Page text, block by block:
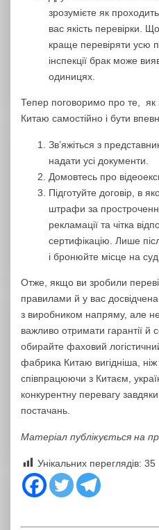
зрозумієте як
вас якість перевірки.
краще перевіряти усю
інспекції брак може
одиницях.
Тепер поговоримо про те, як
Китаю самостійно і бути
Зв’яжіться з
надати усі документи.
Домовтесь про
Підготуйте договір, в
штрафи за
рекламації та чітка
сертифікацію. Лише
і бронюйте місце на
Отже, якщо ви зробили
правилами й у вас
з виробником напряму, але
важливо отримати гарантії й
обирайте фаховий
фабрика Китаю вигідніша,
співпрацюючи з Китаєм,
конкурентну перевагу
постачань.
Матеріал публікується на
Унікальних переглядів: 35